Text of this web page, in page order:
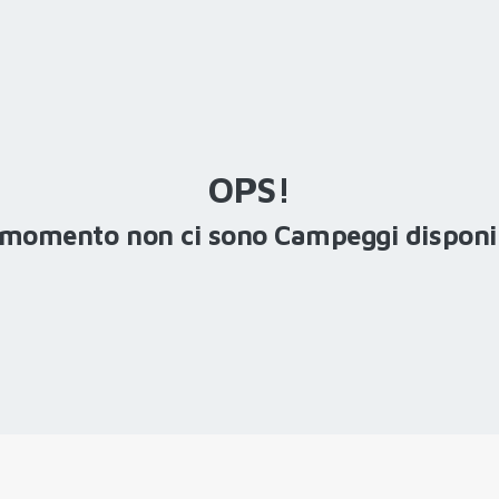
OPS!
non ci sono Campeggi